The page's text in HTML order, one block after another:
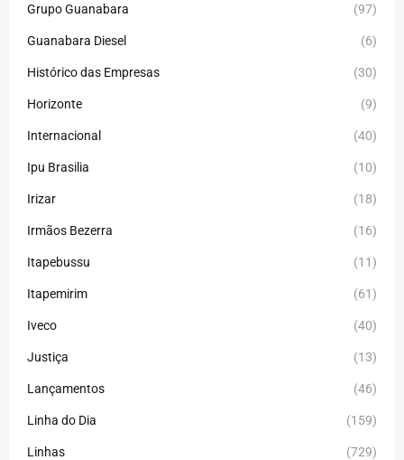
Grupo Guanabara (97)
Guanabara Diesel (6)
Histórico das Empresas (30)
Horizonte (9)
Internacional (40)
Ipu Brasilia (10)
Irizar (18)
Irmãos Bezerra (16)
Itapebussu (11)
Itapemirim (61)
Iveco (40)
Justiça (13)
Lançamentos (46)
Linha do Dia (159)
Linhas (729)